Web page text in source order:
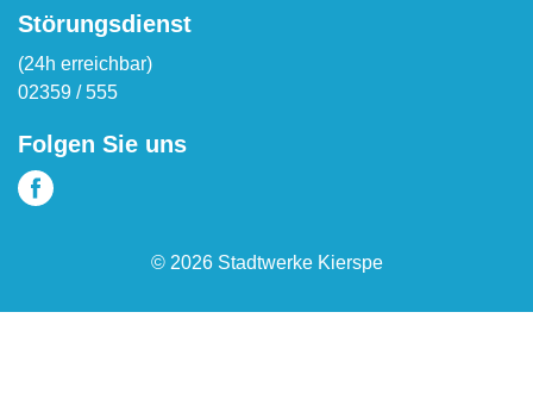
Störungsdienst
(24h erreichbar)
02359 / 555
Folgen Sie uns
© 2026 Stadtwerke Kierspe